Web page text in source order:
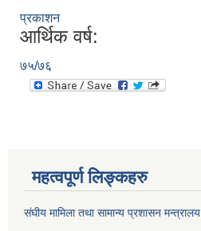
प्रकाशन
आर्थिक वर्ष:
७५/७६
महत्वपूर्ण लिङ्कहरु
संघीय मामिला तथा सामान्य प्रशासन मन्त्रालय